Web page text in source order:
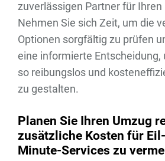
zuverlässigen Partner für
Nehmen Sie sich Zeit, um die
Optionen sorgfältig zu prüfen
eine informierte Entscheidung,
so reibungslos und
zu gestalten.
Planen Sie Ihren Umzug
zusätzliche Kosten für
Minute-Services zu